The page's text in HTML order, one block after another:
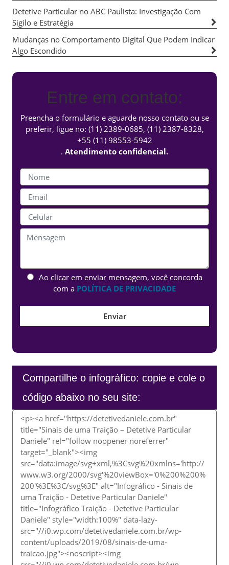
Detetive Particular no ABC Paulista: Investigação Com
Sigilo e Estratégia
Mudanças no Comportamento Digital Que Podem Indicar
Algo Escondido
Entre em contato:
Preencha o formulário e aguarde nosso contato ou se
preferir, ligue no: (11) 2389-0685, (11) 2387-8328,
+55 (11) 98553-5942
. Atendimento confidencial.
Ao clicar em enviar mensagem, você concorda
com a POLÍTICA DE PRIVACIDADE
Compartilhe o infográfico: copie e cole o
código abaixo no seu site: